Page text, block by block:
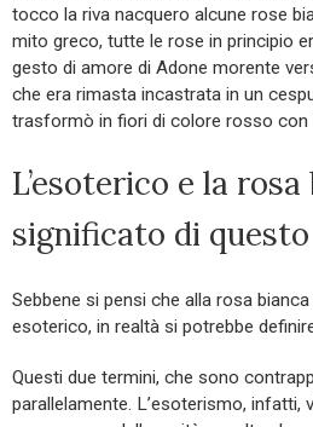
tocco la riva nacquero alcune rose
mito greco, tutte le rose in principio
gesto di amore di Adone morente
che era rimasta incastrata in un
trasformò in fiori di colore rosso con
L’esoterico e la
significato di
Sebbene si pensi che alla rosa
esoterico, in realtà si potrebbe
Questi due termini, che sono
parallelamente. L’esoterismo, infatti,